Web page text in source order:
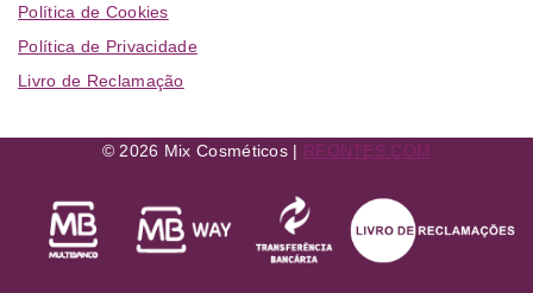
Política de Cookies
Política de Privacidade
Livro de Reclamação
© 2026 Mix Cosméticos | RFONTES.COM